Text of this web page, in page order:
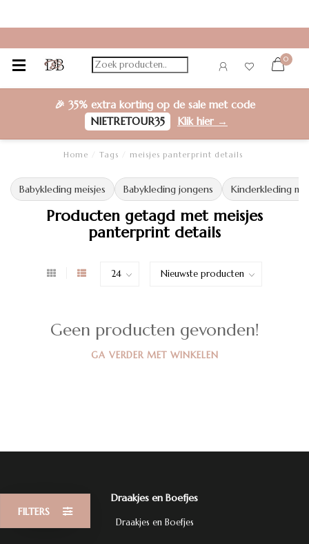
0
🎉 35% extra kortingop de sale met code
NIETRETOUR35
Klik hier →
Home Tags meisjes panterprint details
Babykleding meisjes Babykleding jongens Kinderkleding
Producten getagd met meisjes
panterprint details
FILTERS
Geen producten gevonden!
GA VERDER MET WINKELEN
Draakjes en Boefjes
Draakjes en Boefjes